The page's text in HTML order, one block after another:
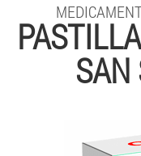
SAN